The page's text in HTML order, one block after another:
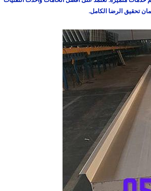
تحقيق الرضا الكامل.